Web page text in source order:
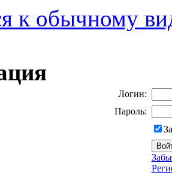
к обычному
Логин:
Пароль: